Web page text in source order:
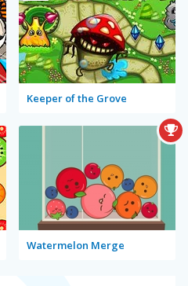
Keeper of the Grove
Watermelon Merge